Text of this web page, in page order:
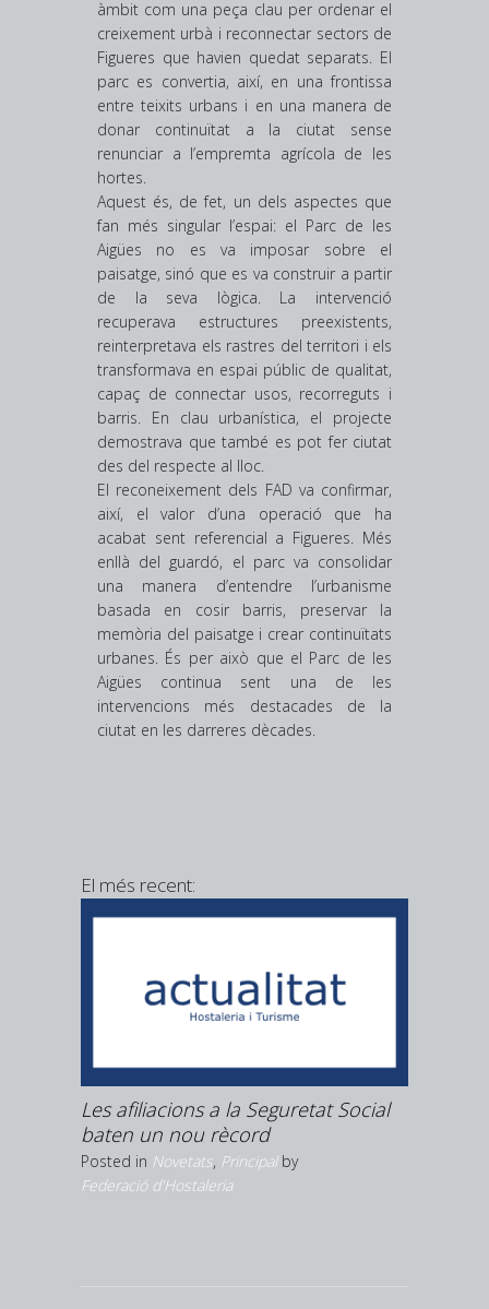
àmbit com una peça clau per ordenar el
creixement urbà i reconnectar sectors de
Figueres que havien quedat separats. El
parc es convertia, així, en una frontissa
entre teixits urbans i en una manera de
donar continuïtat a la ciutat sense
renunciar a l’empremta agrícola de les
hortes.
Aquest és, de fet, un dels aspectes que
fan més singular l’espai: el Parc de les
Aigües no es va imposar sobre el
paisatge, sinó que es va construir a partir
de la seva lògica. La intervenció
recuperava estructures preexistents,
reinterpretava els rastres del territori i els
transformava en espai públic de qualitat,
capaç de connectar usos, recorreguts i
barris. En clau urbanística, el projecte
demostrava que també es pot fer ciutat
des del respecte al lloc.
El reconeixement dels FAD va confirmar,
així, el valor d’una operació que ha
acabat sent referencial a Figueres. Més
enllà del guardó, el parc va consolidar
una manera d’entendre l’urbanisme
basada en cosir barris, preservar la
memòria del paisatge i crear continuïtats
urbanes. És per això que el Parc de les
Aigües continua sent una de les
intervencions més destacades de la
ciutat en les darreres dècades.
El més recent:
Les afiliacions a la Seguretat Social
baten un nou rècord
Posted in Novetats, Principalby
Federació d'Hostaleria